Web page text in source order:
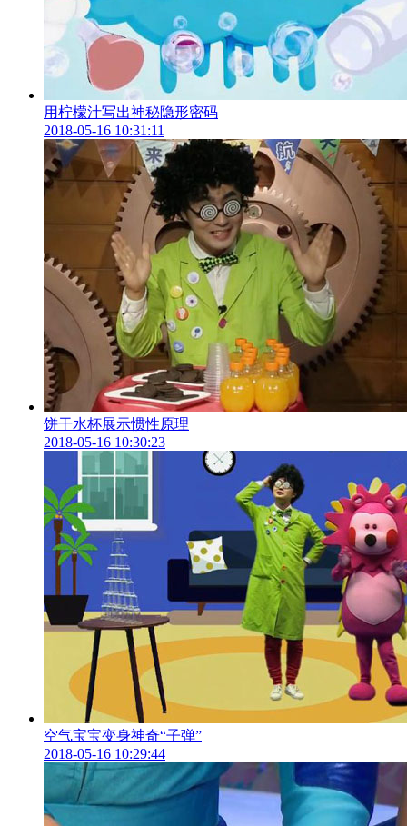
用柠檬汁写出神秘隐形密码
2018-05-16 10:31:11
饼干水杯展示惯性原理
2018-05-16 10:30:23
空气宝宝变身神奇“子弹”
2018-05-16 10:29:44